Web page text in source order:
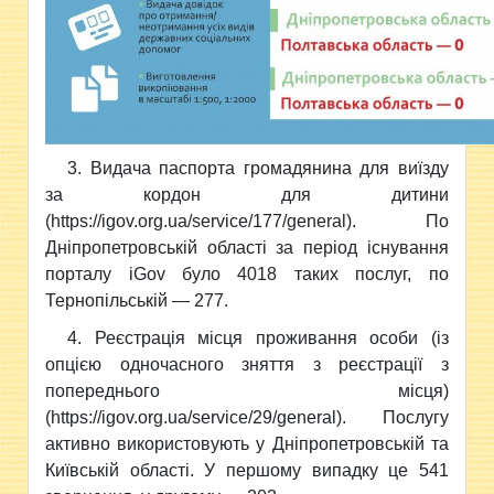
3. Видача паспорта громадянина для виїзду
за кордон для дитини
(https://igov.org.ua/service/177/general). По
Дніпропетровській області за період існування
порталу iGov було 4018 таких послуг, по
Тернопільській — 277.
4. Реєстрація місця проживання особи (із
опцією одночасного зняття з реєстрації з
попереднього місця)
(https://igov.org.ua/service/29/general). Послугу
активно використовують у Дніпропетровській та
Київській області. У першому випадку це 541